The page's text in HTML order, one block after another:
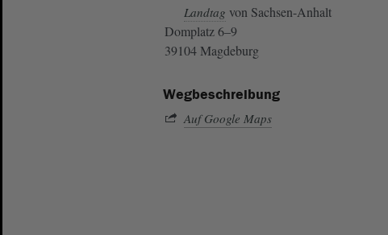
Landtag von Sachsen-Anhalt
Domplatz 6–9
39104 Magdeburg
Wegbeschreibung
Auf Google Maps